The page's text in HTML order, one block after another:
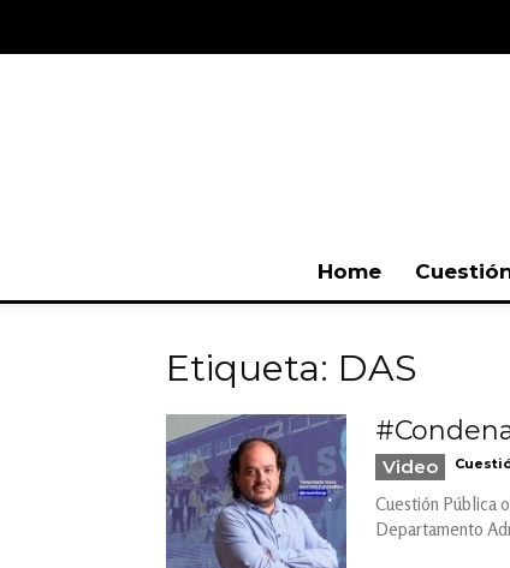
Home
Etiqueta: DAS
Video
Cuestión Pública
Departamento